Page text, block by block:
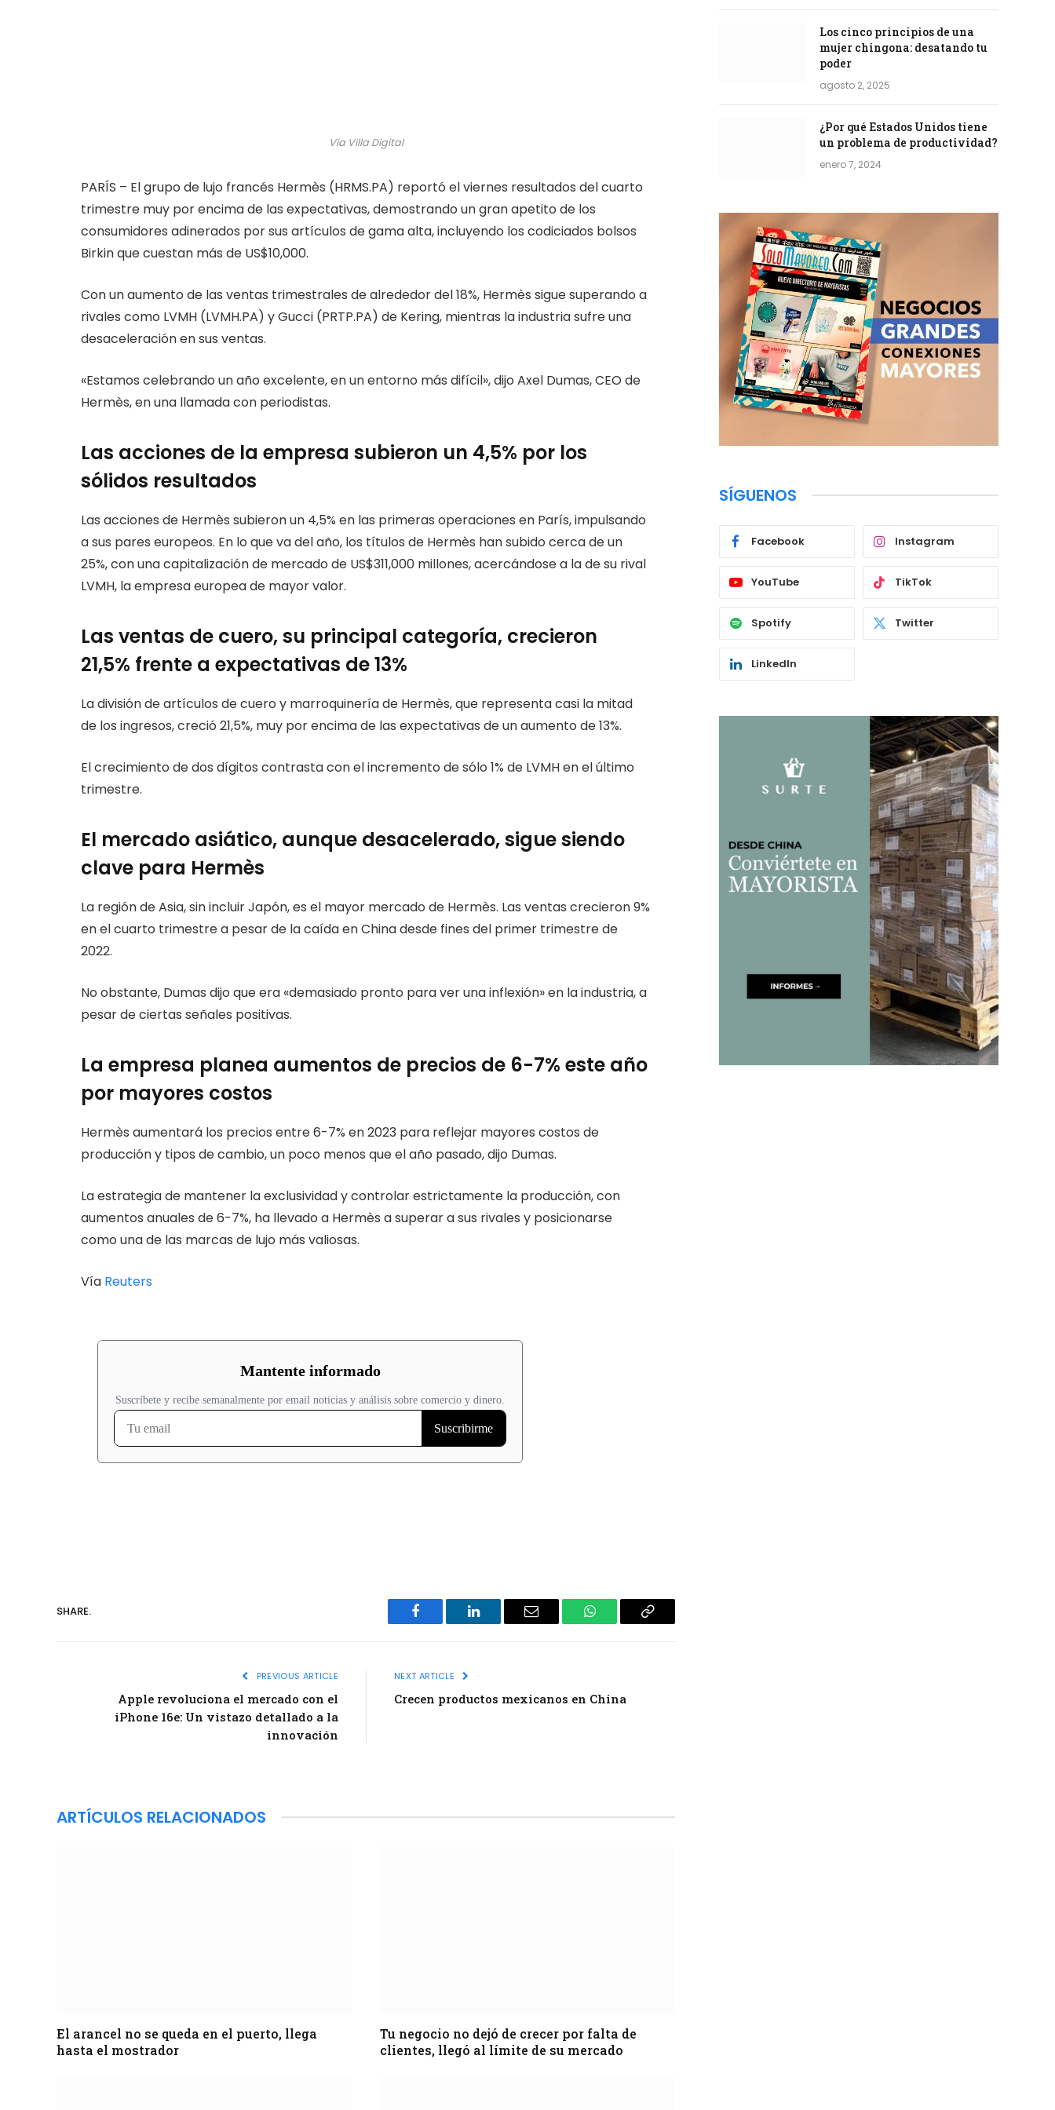
Vía Villa Digital
PARÍS – El grupo de lujo francés Hermès (HRMS.PA) reportó el viernes resultados del cuarto
trimestre muy por encima de las expectativas, demostrando un gran apetito de los
consumidores adinerados por sus artículos de gama alta, incluyendo los codiciados bolsos
Birkin que cuestan más de US$10,000.
Con un aumento de las ventas trimestrales de alrededor del 18%, Hermès sigue superando a
rivales como LVMH (LVMH.PA) y Gucci (PRTP.PA) de Kering, mientras la industria sufre una
desaceleración en sus ventas.
«Estamos celebrando un año excelente, en un entorno más difícil», dijo Axel Dumas, CEO de
Hermès, en una llamada con periodistas.
Las acciones de la empresa subieron un 4,5% por los
sólidos resultados
Las acciones de Hermès subieron un 4,5% en las primeras operaciones en París, impulsando
a sus pares europeos. En lo que va del año, los títulos de Hermès han subido cerca de un
25%, con una capitalización de mercado de US$311,000 millones, acercándose a la de su rival
LVMH, la empresa europea de mayor valor.
Las ventas de cuero, su principal categoría, crecieron
21,5% frente a expectativas de 13%
La división de artículos de cuero y marroquinería de Hermès, que representa casi la mitad
de los ingresos, creció 21,5%, muy por encima de las expectativas de un aumento de 13%.
El crecimiento de dos dígitos contrasta con el incremento de sólo 1% de LVMH en el último
trimestre.
El mercado asiático, aunque desacelerado, sigue siendo
clave para Hermès
La región de Asia, sin incluir Japón, es el mayor mercado de Hermès. Las ventas crecieron 9%
en el cuarto trimestre a pesar de la caída en China desde fines del primer trimestre de
2022.
No obstante, Dumas dijo que era «demasiado pronto para ver una inflexión» en la industria, a
pesar de ciertas señales positivas.
La empresa planea aumentos de precios de 6-7% este año
por mayores costos
Hermès aumentará los precios entre 6-7% en 2023 para reflejar mayores costos de
producción y tipos de cambio, un poco menos que el año pasado, dijo Dumas.
La estrategia de mantener la exclusividad y controlar estrictamente la producción, con
aumentos anuales de 6-7%, ha llevado a Hermès a superar a sus rivales y posicionarse
como una de las marcas de lujo más valiosas.
Vía Reuters
SHARE.
Facebook LinkedIn Email WhatsAppCopy
PREVIOUS ARTICLE
Apple revoluciona el mercado con el
iPhone 16e: Un vistazo detallado a la
innovación
NEXT ARTICLE
Crecen productos mexicanos en China
ARTÍCULOS RELACIONADOS
El arancel no se queda en el puerto, llega
hasta el mostrador
Tu negocio no dejó de crecer por falta de
clientes, llegó al límite de su mercado
Los cinco principios de una
mujer chingona: desatando tu
poder
agosto 2, 2025
¿Por qué Estados Unidos tiene
un problema de productividad?
enero 7, 2024
SÍGUENOS
Facebook Instagram
YouTube TikTok
Spotify Twitter
LinkedIn